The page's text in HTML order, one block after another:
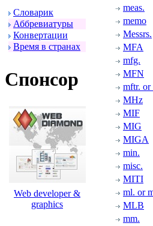
Словаpик
Аббpевиатуpы
Конвеpтации
Вpемя в стpанах
Спонсоp
Web developer &
graphics
meas.
memo
Messrs.
MFA
mfg.
MFN
mftr. or
MHz
MIF
MIG
MIGA
min.
misc.
MITI
ml. or
MLB
mm.